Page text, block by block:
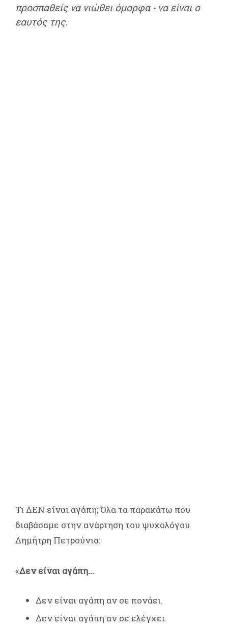
προσπαθείς να νιώθει όμορφα - να είναι ο
εαυτός της.
Τι ΔΕΝ είναι αγάπη; Όλα τα παρακάτω που
διαβάσαμε στην ανάρτηση του ψυχολόγου
Δημήτρη Πετρούνια:
«Δεν είναι αγάπη...
Δεν είναι αγάπη αν σε πονάει.
Δεν είναι αγάπη αν σε ελέγχει.